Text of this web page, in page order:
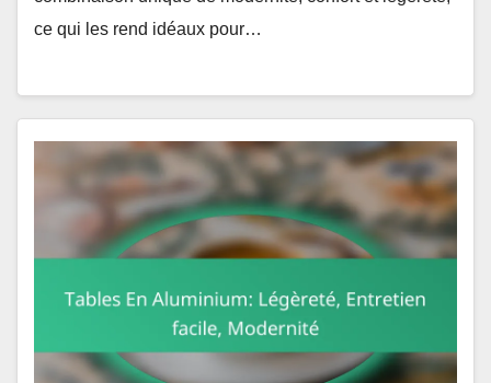
ce qui les rend idéaux pour…